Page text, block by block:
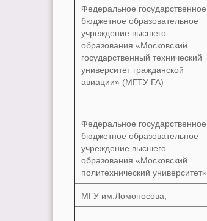
Федеральное государственное
бюджетное образовательное
учреждение высшего
образования «Московский
государственный технический
университет гражданской
авиации» (МГТУ ГА)
Федеральное государственное
бюджетное образовательное
учреждение высшего
образования «Московский
политехнический университет»
МГУ им.Ломоносова,